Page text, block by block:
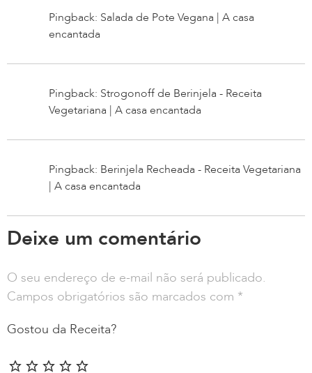
Pingback: Salada de Pote Vegana | A casa
encantada
Pingback: Strogonoff de Berinjela - Receita
Vegetariana | A casa encantada
Pingback: Berinjela Recheada - Receita Vegetariana
| A casa encantada
Deixe um comentário
O seu endereço de e-mail não será publicado.
Campos obrigatórios são marcados com *
Gostou da Receita?